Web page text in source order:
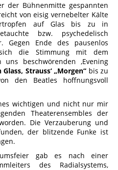
der Bühnenmitte gespannten
von eisig vernebelter Kälte
auf Glas bis zu in
bzw. psychedelisch
Gegen Ende des pausenlos
die Stimmung mit dem
beschwörenden ‚Evening
Strauss‘ „Morgen“ bis zu
den Beatles hoffnungsvoll
wichtigen und nicht nur mir
Theaterensembles der
Die Verzauberung und
der blitzende Funke ist
gab es nach einer
des Radialsystems,